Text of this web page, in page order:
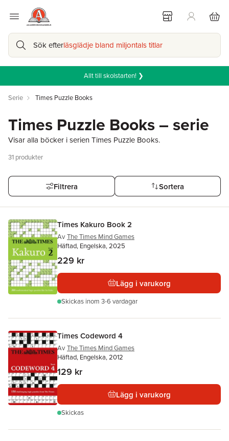
Sök efterläsglädje bland miljontals titlar
Allt till skolstarten! ❯
Serie Times Puzzle Books
Times Puzzle Books – serie
Visar alla böcker i serien Times Puzzle Books.
31 produkter
Filtrera Sortera
Times Kakuro Book 2
Av The Times Mind Games
Häftad, Engelska, 2025
229 kr
Lägg i varukorg
Skickas inom 3-6 vardagar
Times Codeword 4
Av The Times Mind Games
Häftad, Engelska, 2012
129 kr
Lägg i varukorg
Skickas